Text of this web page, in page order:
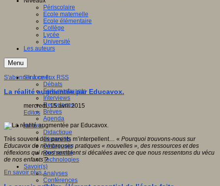
Périscolaire
Ecole maternelle
Ecole élémentaire
Collège
Lycée
Université
Les auteurs
Menu
S'informer
Débats
Faits marquants
Interviews
Reportages
Brèves
Agenda
Innover
Didactique
Dispositifs
Pédagogie
Recherche
Technologies
Savoir(s)
Analyses
Conférences
S'abonner à ce flux RSS
La réalité augmentée par Educavox.
mercredi, 15 avril 2015
Editos
Très souvent des parents m’interpellent… « Pourquoi trouvons-nous sur
Educavox de nombreuses pratiques « nouvelles », des ressources et des
réflexions qui nous semblent si décalées avec ce que nous ressentons du vécu
de nos enfants ?
En savoir plus...